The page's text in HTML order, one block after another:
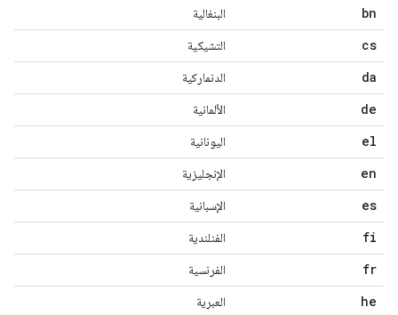
bn البنغالية
cs التشيكية
da الدنماركية
de الألمانية
el اليونانية
en الإنجليزية
es الإسبانية
fi الفنلندية
fr الفرنسية
he العبرية